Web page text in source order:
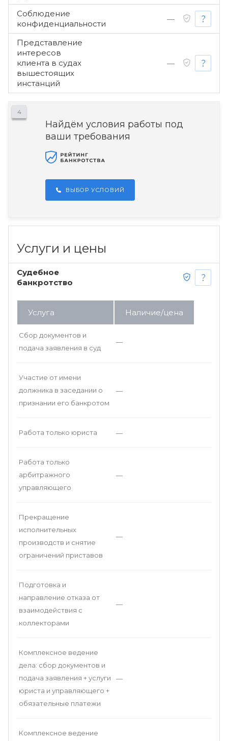
Соблюдение
конфиденциальности
—
Представление
интересов
клиента в судах
вышестоящих
инстанций
—
4
Найдём условия работы под
ваши требования
ВЫБОР УСЛОВИЙ
Услуги и цены
Судебное
банкротство
Услуга Наличие/цена
Сбор документов и
подача заявления в суд
—
Участие от имени
должника в заседании о
признании его банкротом
—
Работа только юриста —
Работа только
арбитражного
управляющего
—
Прекращение
исполнительных
производств и снятие
ограничений приставов
—
Подготовка и
направление отказа от
взаимодействия с
коллекторами
—
Комплексное ведение
дела: сбор документов и
подача заявления + услуги
юриста и управляющего +
обязательные платежи
—
Комплексное ведение